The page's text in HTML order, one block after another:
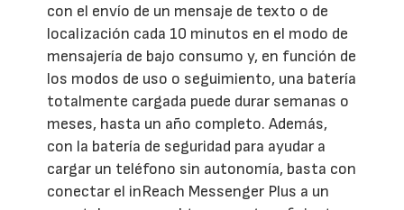
con el envío de un mensaje de texto o de
localización cada 10 minutos en el modo de
mensajería de bajo consumo y, en función de
los modos de uso o seguimiento, una batería
totalmente cargada puede durar semanas o
meses, hasta un año completo. Además,
con la batería de seguridad para ayudar a
cargar un teléfono sin autonomía, basta con
conectar el inReach Messenger Plus a un